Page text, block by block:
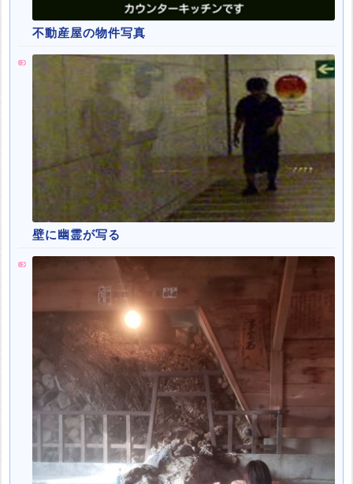
不動産屋の物件写真
壁に幽霊が写る